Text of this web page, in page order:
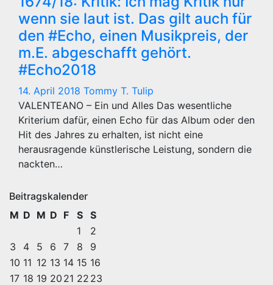
wenn sie laut ist. Das gilt auch für
den #Echo, einen Musikpreis, der
m.E. abgeschafft gehört.
#Echo2018
14. April 2018 Tommy T. Tulip
VALENTEANO – Ein und Alles Das wesentliche
Kriterium dafür, einen Echo für das Album oder den
Hit des Jahres zu erhalten, ist nicht eine
herausragende künstlerische Leistung, sondern die
nackten…
Beitragskalender
M D M D F S S
1
2
3
4 5 6 7 8
9
10 11 12 13 14 15 16
17 18 19 20 21 22 23